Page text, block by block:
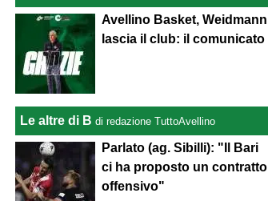
Avellino Basket, Weidmann
lascia il club: il comunicato
Le altre di B di redazione TuttoAvellino
Parlato (ag. Sibilli): "Il Bari
ci ha proposto un contratto
offensivo"